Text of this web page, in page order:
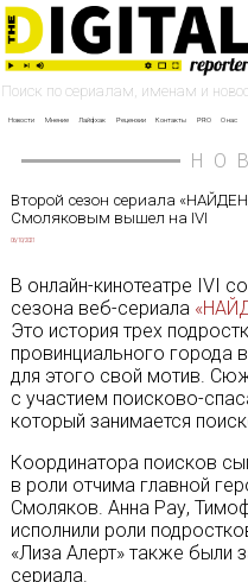
Новости Мнение Лайфхак Рецензии Контакты PRO О нас
Второй сезон сериала
Смоляковым вышел на IVI
06/10/2021
В онлайн-кинотеатре IVI
сезона веб-сериала
Это история трех
провинциального города
для этого свой мотив.
с участием поисково-
который занимается
Координатора поисков
в роли отчима главной
Смоляков. Анна Рау,
исполнили роли
«Лиза Алерт» также были
сериала.